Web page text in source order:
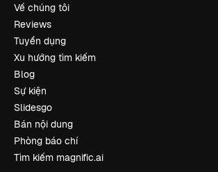
Về chúng tôi
Reviews
Tuyển dụng
Xu hướng tìm kiếm
Blog
Sự kiện
Slidesgo
Bán nội dung
Phòng báo chí
Tìm kiếm magnific.ai